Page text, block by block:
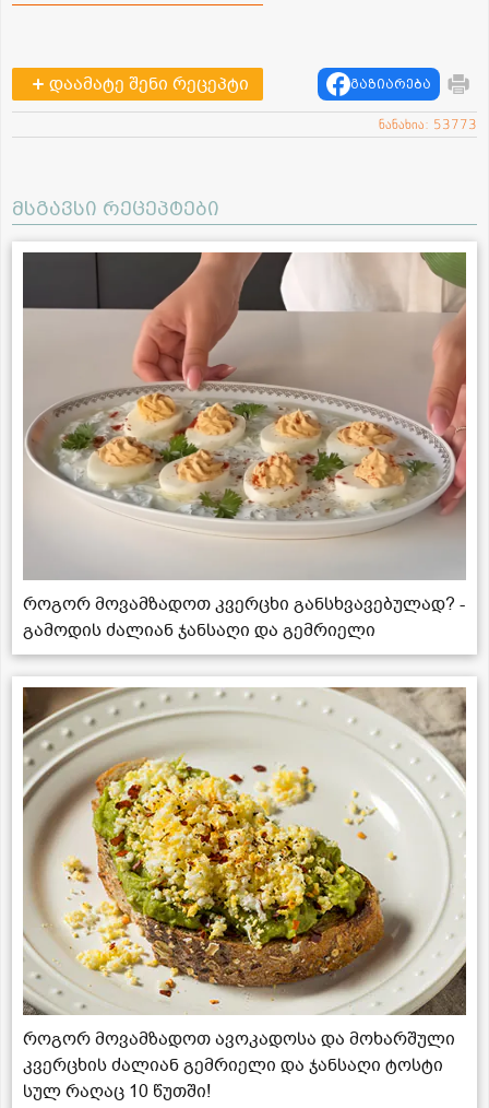
დაამატე შენი რეცეპტი გაზიარება
ნანახია: 53773
მსგავსი რეცეპტები
როგორ მოვამზადოთ კვერცხი განსხვავებულად? -
გამოდის ძალიან ჯანსაღი და გემრიელი
როგორ მოვამზადოთ ავოკადოსა და მოხარშული
კვერცხის ძალიან გემრიელი და ჯანსაღი ტოსტი
სულ რაღაც 10 წუთში!